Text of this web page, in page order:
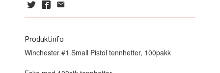
Produktinfo
Winchester #1 Small Pistol tennhetter, 100pakk